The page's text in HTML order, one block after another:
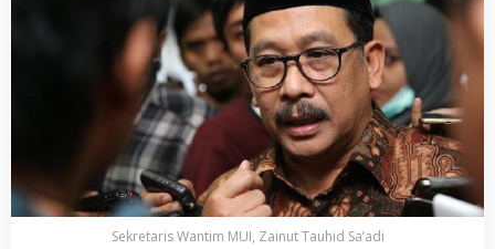
Sekretaris Wantim MUI, Zainut Tauhid Sa’adi